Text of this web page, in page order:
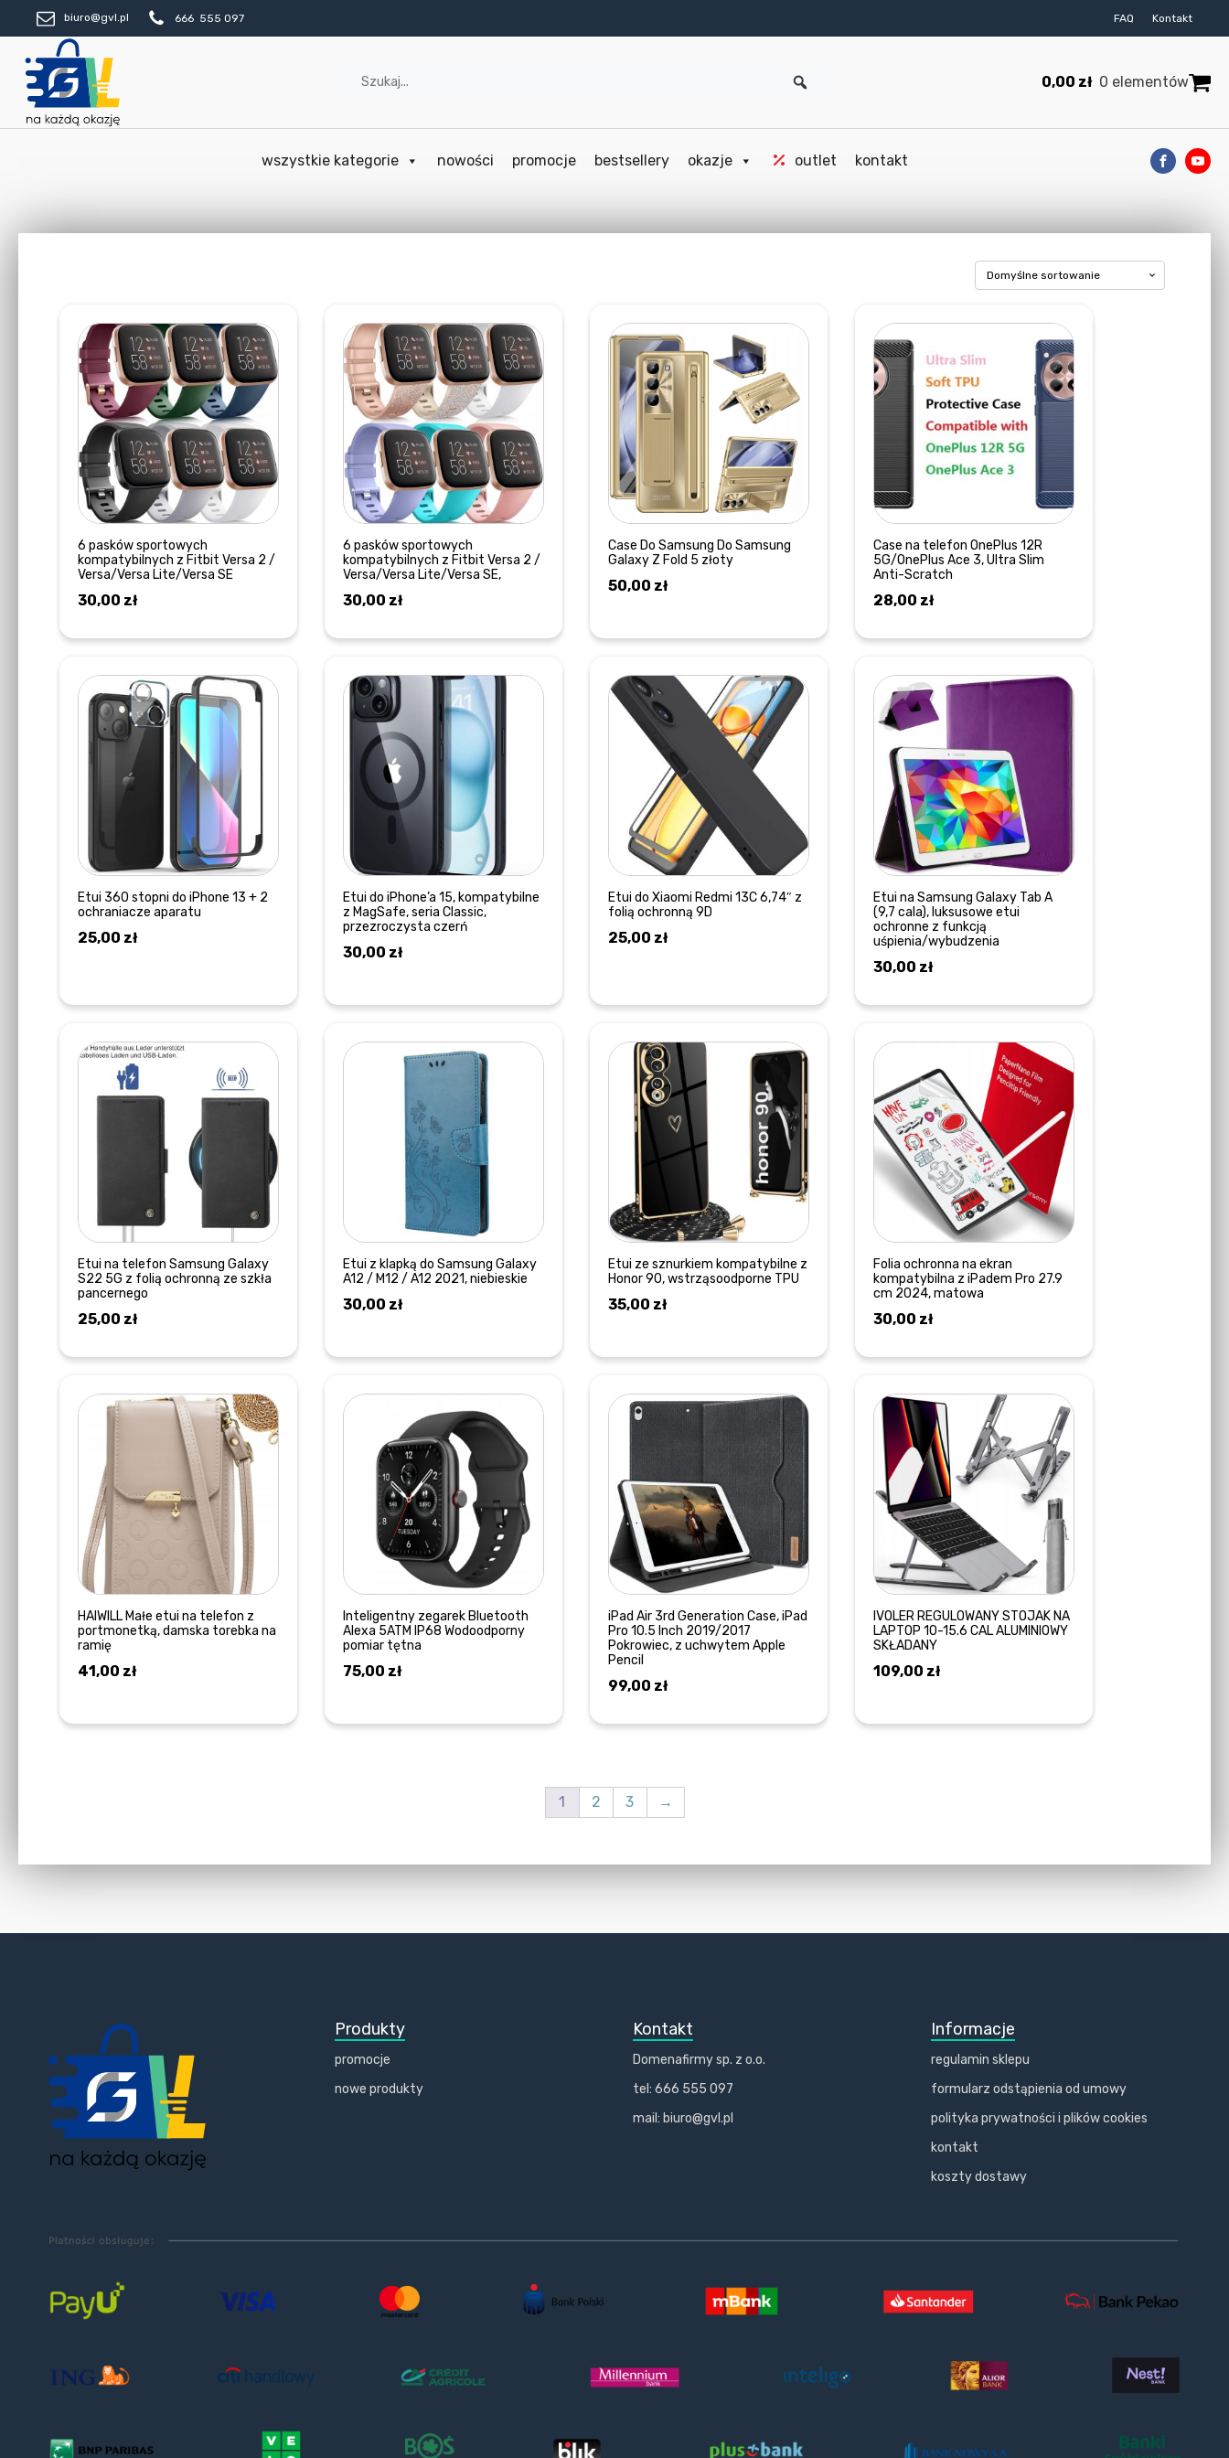
biuro@gvl.pl 666 555 097 FAQ Kontakt
0,00 zł 0 elementów
wszystkie kategorie nowości promocje bestsellery okazje outlet kontakt
6 pasków sportowych
kompatybilnych z Fitbit Versa 2 /
Versa/Versa Lite/Versa SE
30,00 zł
6 pasków sportowych
kompatybilnych z Fitbit Versa 2 /
Versa/Versa Lite/Versa SE,
30,00 zł
Case Do Samsung Do Samsung
Galaxy Z Fold 5 złoty
50,00 zł
Case na telefon OnePlus 12R
5G/OnePlus Ace 3, Ultra Slim
Anti-Scratch
28,00 zł
Etui 360 stopni do iPhone 13 + 2
ochraniacze aparatu
25,00 zł
Etui do iPhone’a 15, kompatybilne
z MagSafe, seria Classic,
przezroczysta czerń
30,00 zł
Etui do Xiaomi Redmi 13C 6,74″ z
folią ochronną 9D
25,00 zł
Etui na Samsung Galaxy Tab A
(9,7 cala), luksusowe etui
ochronne z funkcją
uśpienia/wybudzenia
30,00 zł
Etui na telefon Samsung Galaxy
S22 5G z folią ochronną ze szkła
pancernego
25,00 zł
Etui z klapką do Samsung Galaxy
A12 / M12 / A12 2021, niebieskie
30,00 zł
Etui ze sznurkiem kompatybilne z
Honor 90, wstrząsoodporne TPU
35,00 zł
Folia ochronna na ekran
kompatybilna z iPadem Pro 27.9
cm 2024, matowa
30,00 zł
HAIWILL Małe etui na telefon z
portmonetką, damska torebka na
ramię
41,00 zł
Inteligentny zegarek Bluetooth
Alexa 5ATM IP68 Wodoodporny
pomiar tętna
75,00 zł
iPad Air 3rd Generation Case, iPad
Pro 10.5 Inch 2019/2017
Pokrowiec, z uchwytem Apple
Pencil
99,00 zł
IVOLER REGULOWANY STOJAK NA
LAPTOP 10-15.6 CAL ALUMINIOWY
SKŁADANY
109,00 zł
1 2 3 →
Produkty
promocje
nowe produkty
Kontakt
Domenafirmy sp. z o.o.
tel: 666 555 097
mail: biuro@gvl.pl
Informacje
regulamin sklepu
formularz odstąpienia od umowy
polityka prywatności i plików cookies
kontakt
koszty dostawy